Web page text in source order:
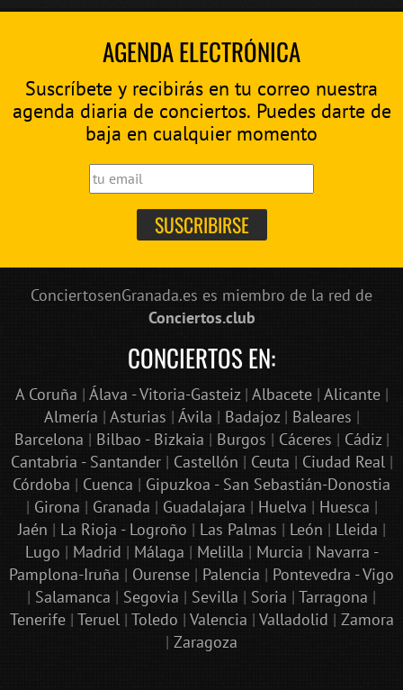
AGENDA ELECTRÓNICA
Suscríbete y recibirás en tu correo nuestra
agenda diaria de conciertos. Puedes darte de
baja en cualquier momento
ConciertosenGranada.es es miembro de la red de
Conciertos.club
CONCIERTOS EN:
A Coruña | Álava - Vitoria-Gasteiz| Albacete| Alicante|
Almería | Asturias | Ávila | Badajoz| Baleares |
Barcelona | Bilbao - Bizkaia | Burgos | Cáceres | Cádiz|
Cantabria - Santander| Castellón | Ceuta | Ciudad Real|
Córdoba | Cuenca | Gipuzkoa - San Sebastián-Donostia
| Girona | Granada | Guadalajara | Huelva | Huesca |
Jaén | La Rioja - Logroño | Las Palmas | León | Lleida |
Lugo | Madrid | Málaga | Melilla | Murcia | Navarra -
Pamplona-Iruña | Ourense | Palencia | Pontevedra - Vigo
| Salamanca | Segovia | Sevilla | Soria | Tarragona |
Tenerife| Teruel| Toledo | Valencia | Valladolid | Zamora
| Zaragoza